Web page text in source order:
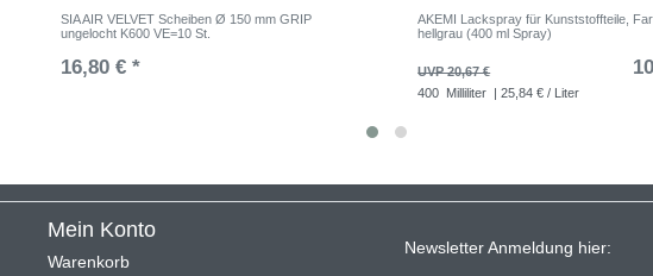
SIA AIR VELVET Scheiben Ø 150 mm GRIP
ungelocht K600 VE=10 St.
16,80 € *
AKEMI Lackspray für Kunststoffteile,
hellgrau (400 ml Spray)
UVP 20,67 €
400 Milliliter | 25,84 € / Liter
Mein Konto
Warenkorb
Newsletter Anmeldung hier: